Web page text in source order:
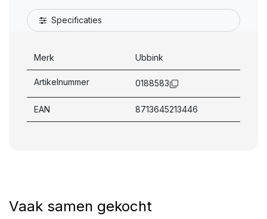
Specificaties
Merk Ubbink
Artikelnummer 0188583
EAN 8713645213446
Vaak samen gekocht